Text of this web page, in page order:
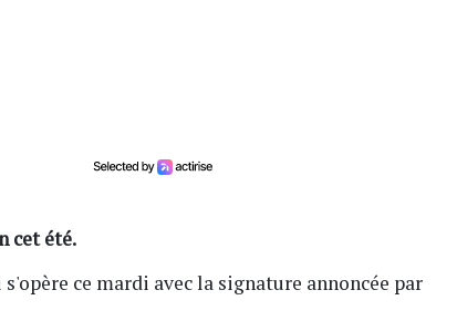
cet été.
ce mardi avec la signature annoncée par